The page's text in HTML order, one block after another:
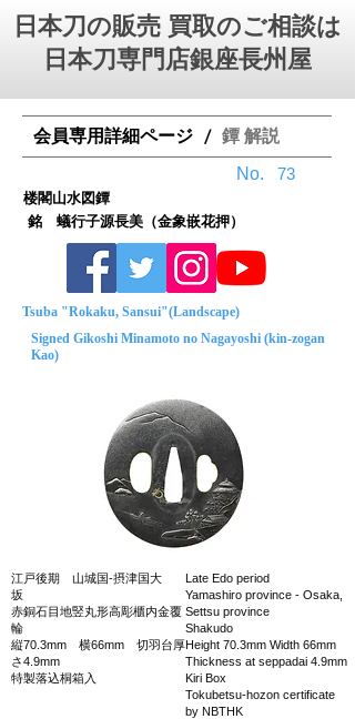
日本刀の販売 買取のご相談は
日本刀専門店銀座⻑州屋
会員専用詳細ページ / 鐔 解説
No.
銘 蟻行子源長美（金象嵌花押）
Tsuba "Rokaku, Sansui"(Landscape)
Signed Gikoshi Minamoto no Nagayoshi (kin-zogan
Kao)
江戸後期 山城国‐摂津国大
坂
赤銅石目地竪丸形高彫櫃内金覆
輪
縦70.3mm 横66mm 切羽台厚
さ4.9mm
特製落込桐箱入
Late Edo period
Yamashiro province - Osaka,
Settsu province
Shakudo
Height 70.3mm Width 66mm
Thickness at seppadai 4.9mm
Kiri Box
Tokubetsu-hozon certificate
by NBTHK
楼閣山水図鐔
73